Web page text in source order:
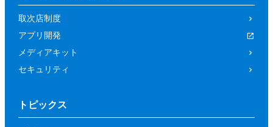
取次店制度
アプリ開発
メディアキット
セキュリティ
トピックス